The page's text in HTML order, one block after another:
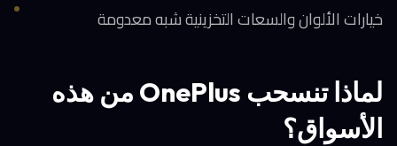
خيارات الألوان والسعات التخزينية شبه معدومة
لماذا تنسحب OnePlus من هذه
الأسواق؟